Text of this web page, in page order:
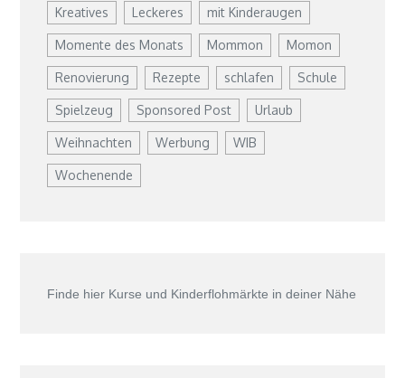
Kreatives Leckeres mit Kinderaugen
Momente des Monats Mommon Momon
Renovierung Rezepte schlafen Schule
Spielzeug Sponsored Post Urlaub
Weihnachten Werbung WIB
Wochenende
Finde hier Kurse und Kinderflohmärkte in deiner Nähe